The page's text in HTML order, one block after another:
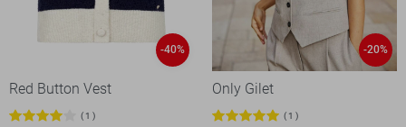
-40%
Red Button Vest
1
-20%
Only Gilet
1